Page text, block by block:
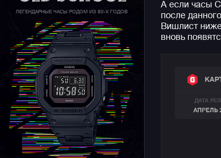
ЛЕГЕНДАРНЫЕ ЧАСЫ РОДОМ ИЗ 80-Х ГОДОВ
А если часы
после
Вишлист
вновь
ДАТА
АПРЕЛЬ